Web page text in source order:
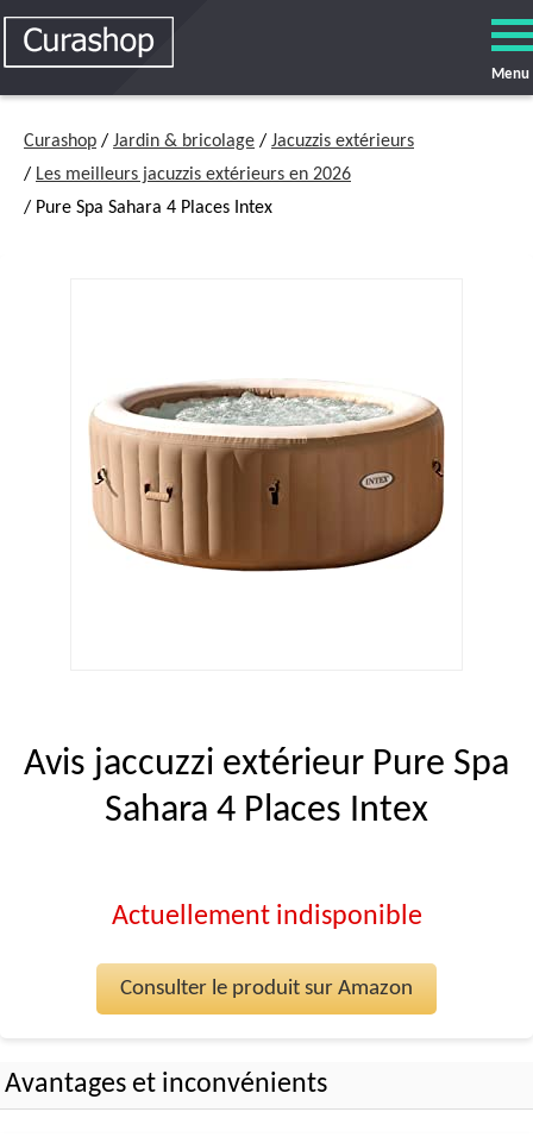
Menu
Curashop / Jardin & bricolage / Jacuzzis extérieurs
/ Les meilleurs jacuzzis extérieurs en 2026
/ Pure Spa Sahara 4 Places Intex
Avis jaccuzzi extérieur Pure Spa
Sahara 4 Places Intex
Actuellement indisponible
Consulter le produit sur Amazon
Avantages et inconvénients